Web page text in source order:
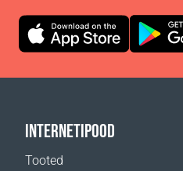
INTERNETIPOOD
Tooted